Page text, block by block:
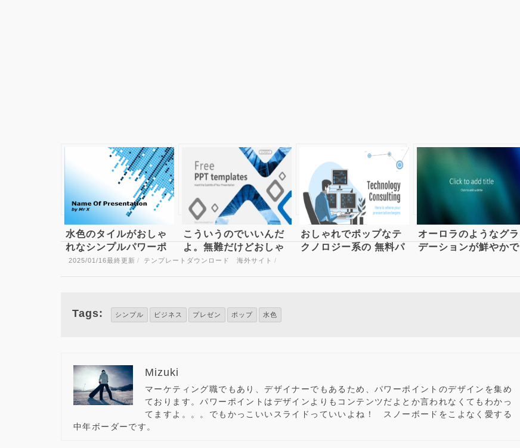
水色のタイルがおしゃ
れなシンプルパワーポ
イントテンプレート
こういうのでいいんだ
よ。無難だけどおしゃ
れな無料のビジネス用
おしゃれでポップなテ
クノロジー系の 無料パ
オーロラのようなグラ
デーションが鮮やかで
2025/01/16最終更新 / テンプレートダウンロード 海外サイト /
Tags: シンプル ビジネス プレゼン ポップ 水色
Mizuki
マーケティング職でもあり、デザイナーでもあるため、パワーポイントのデザインを集め
ております。パワーポイントはデザインよりもコンテンツだよとか言われなくてもわかっ
てますよ。。。でもかっこいいスライドっていいよね！ スノーボードをこよなく愛する
中年ボーダーです。